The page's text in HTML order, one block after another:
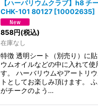
【ハーバリウムクラブ】h8 チ
CHK-101 80127 [10002635]
858円(税込)
在庫なし
特徴 透明シート（別売り）に
ウムオイルなどの中に入れて
す。 ハーバリウムやアートリ
トとしてお楽しみ頂けます。
がチークのよう…